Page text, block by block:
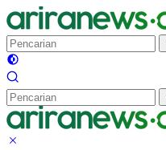
Langsung
ke
konten